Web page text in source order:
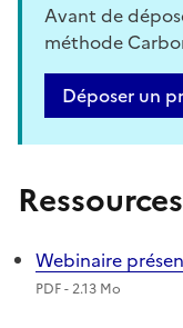
Avant de
méthode
Déposer un
Ressources
Webinaire
PDF - 2.13 Mo